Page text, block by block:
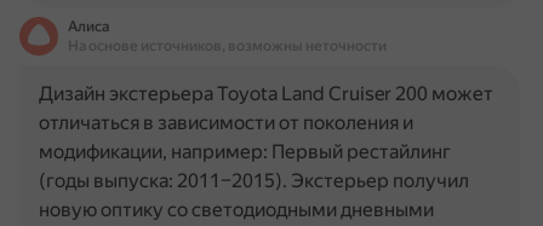
Алиса
На основе источников, возможны неточности
Дизайн экстерьера Toyota Land Cruiser 200 может
отличаться в зависимости от поколения и
модификации, например: Первый рестайлинг
(годы выпуска: 2011–2015). Экстерьер получил
новую оптику со светодиодными дневными